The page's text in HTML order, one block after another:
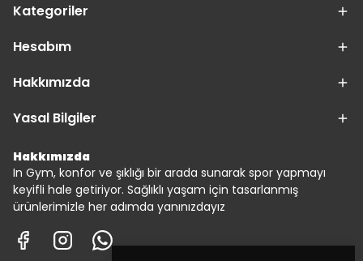
Kategoriler
Hesabım
Hakkımızda
Yasal Bilgiler
Hakkımızda
In Gym, konfor ve şıklığı bir arada sunarak spor yapmayı
keyifli hale getiriyor. Sağlıklı yaşam için tasarlanmış
ürünlerimizle her adımda yanınızdayız